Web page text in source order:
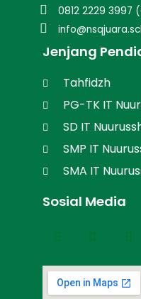
0812 2229 3997
Jenjang
Tahfidzh
PG-TK IT
SD IT
SMP IT
SMA IT
Sosial Media